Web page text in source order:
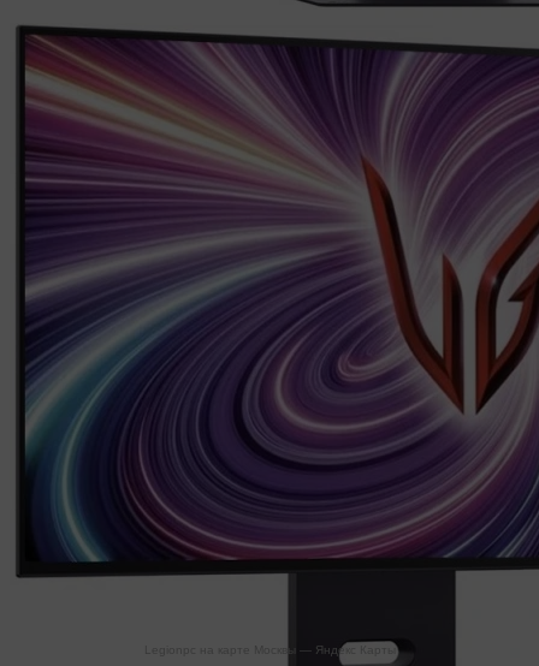
Legionpc на карте Москвы — Яндекс Карты